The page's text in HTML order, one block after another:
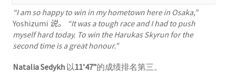
“I am so happy to win in my hometown here in Osaka,”
Yoshizumi 说。
“It was a tough race and I had to push
myself hard today. To win the Harukas Skyrun for the
second time is a great honour.”
Natalia Sedykh 以11’47”的成绩排名第三。